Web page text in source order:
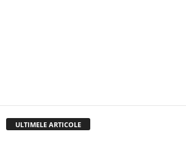
ULTIMELE ARTICOLE